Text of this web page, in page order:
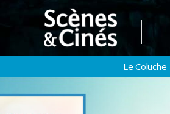
Scènes
Cinés
Le Coluche